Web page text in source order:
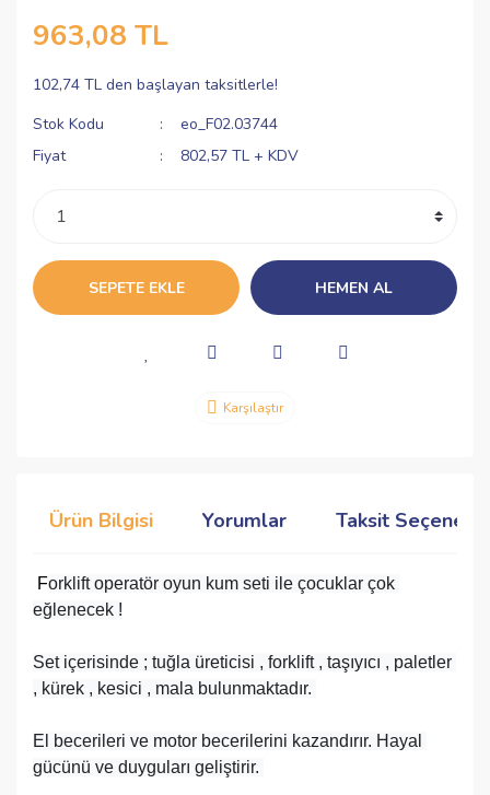
963,08 TL
102,74 TL den başlayan taksitlerle!
Stok Kodu
eo_F02.03744
Fiyat
802,57 TL + KDV
SEPETE EKLE HEMEN AL
Karşılaştır
Ürün Bilgisi Yorumlar Taksit
Forklift operatör oyun kum seti ile çocuklar çok
eğlenecek !
Set içerisinde ; tuğla üreticisi , forklift , taşıyıcı , paletler
, kürek , kesici , mala bulunmaktadır.
El becerileri ve motor becerilerini kazandırır. Hayal
gücünü ve duyguları geliştirir.